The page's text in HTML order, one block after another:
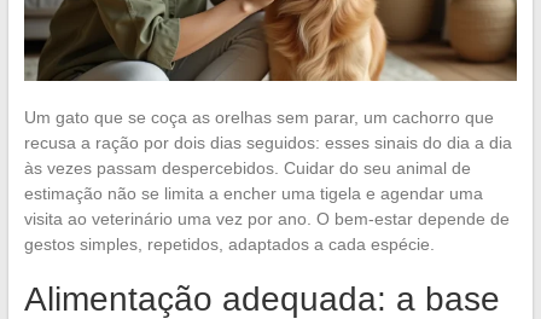
Um gato que se coça as orelhas sem parar, um cachorro que
recusa a ração por dois dias seguidos: esses sinais do dia a dia
às vezes passam despercebidos. Cuidar do seu animal de
estimação não se limita a encher uma tigela e agendar uma
visita ao veterinário uma vez por ano. O bem-estar depende de
gestos simples, repetidos, adaptados a cada espécie.
Alimentação adequada: a base